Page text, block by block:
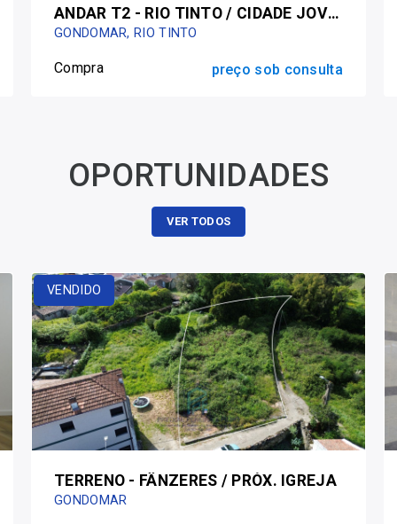
ANDAR T2 - RIO TINTO / CIDADE JOVEM/METRO VENDA NOVA
GONDOMAR, RIO TINTO
Compra preço sob consulta
OPORTUNIDADES
VER TODOS
VENDIDO
TERRENO - FÂNZERES / PRÓX. IGREJA
GONDOMAR